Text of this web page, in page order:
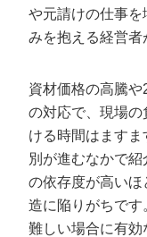
コンサルタント一
社内コンペ
クレーム窓口
定額制Webマーケ
ん』
定額制採用代行・
営業改善特化の動
ん』
定額LINE運用代行
オリジナルサービス
拡散付1日密着動
1本無料で記事を
定額制LP制作・改
採用YouTubeチャ
お役立ち資料
料金表
オンラインサロン
StockSun道場
道場TOP
動画編集
エンジニア
広告運用
年収エージェント
会社概要・役員紹介
や元請けの仕事
みを抱える経営者
資材価格の高騰
の対応で、現場の
ける時間はます
別が進むなかで
の依存度が高い
造に陥りがちで
難しい場合に有